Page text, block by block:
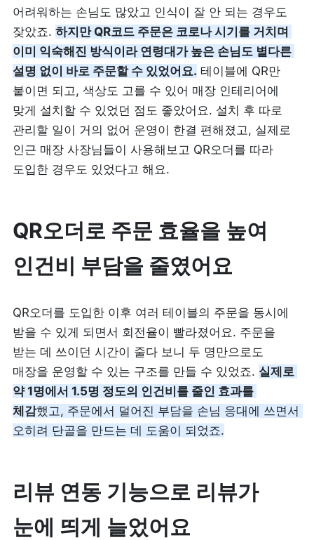
제품 도입 문의
사용 중 기능 문의
사업 제휴 문의
포스 무료 다운로드
어려워하는 손님도 많았고 인식이 잘 안 되는 경우도
잦았죠. 하지만 QR코드 주문은 코로나 시기를 거치며
이미 익숙해진 방식이라 연령대가 높은 손님도 별다른
설명 없이 바로 주문할 수 있었어요. 테이블에 QR만
붙이면 되고, 색상도 고를 수 있어 매장 인테리어에
맞게 설치할 수 있었던 점도 좋았어요. 설치 후 따로
관리할 일이 거의 없어 운영이 한결 편해졌고, 실제로
인근 매장 사장님들이 사용해보고 QR오더를 따라
도입한 경우도 있었다고 해요.
QR오더로 주문 효율을 높여
인건비 부담을 줄였어요
QR오더를 도입한 이후 여러 테이블의 주문을 동시에
받을 수 있게 되면서 회전율이 빨라졌어요. 주문을
받는 데 쓰이던 시간이 줄다 보니 두 명만으로도
매장을 운영할 수 있는 구조를 만들 수 있었죠. 실제로
약 1명에서 1.5명 정도의 인건비를 줄인 효과를
체감했고, 주문에서 덜어진 부담을 손님 응대에 쓰면서
오히려 단골을 만드는 데 도움이 되었죠.
리뷰 연동 기능으로 리뷰가
눈에 띄게 늘었어요